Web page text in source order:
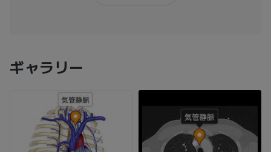
ギャラリー